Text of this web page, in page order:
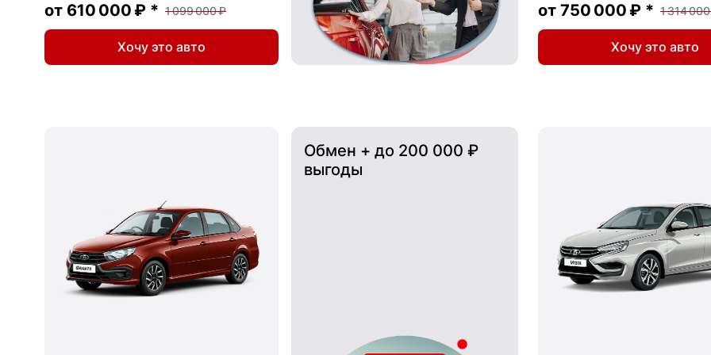
от 610 000 ₽ * 1 099 000 ₽
Хочу это авто
от 750 000 ₽ * 1 314
Хочу это авто
Обмен + до 200 000 ₽
выгоды